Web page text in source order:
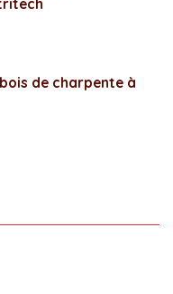
de charpente à